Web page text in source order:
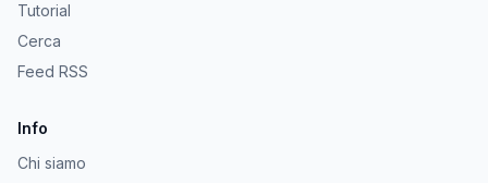
Tutorial
Cerca
Feed RSS
Info
Chi siamo